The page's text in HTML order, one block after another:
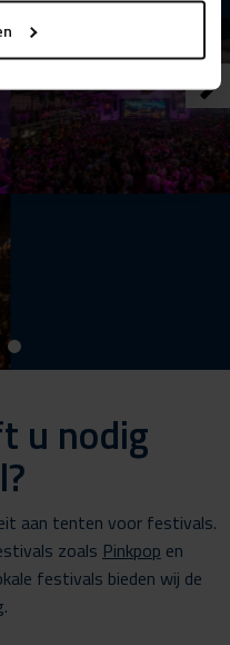
u nodig
aan tenten voor festivals.
zoals Pinkpop en
festivals bieden wij de